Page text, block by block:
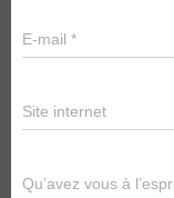
E-mail *
Site internet
Qu’avez vous à